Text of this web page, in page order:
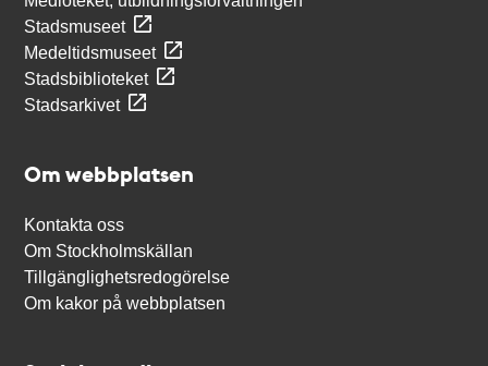
Stadsmuseet
Medeltidsmuseet
Stadsbiblioteket
Stadsarkivet
Om webbplatsen
Kontakta oss
Om Stockholmskällan
Tillgänglighetsredogörelse
Om kakor på webbplatsen